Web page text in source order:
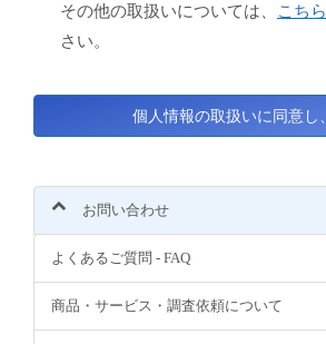
その他の取扱いについては、
こちら
さい。
お問い合わせ
よくあるご質問 - FAQ
商品・サービス・調査依頼について